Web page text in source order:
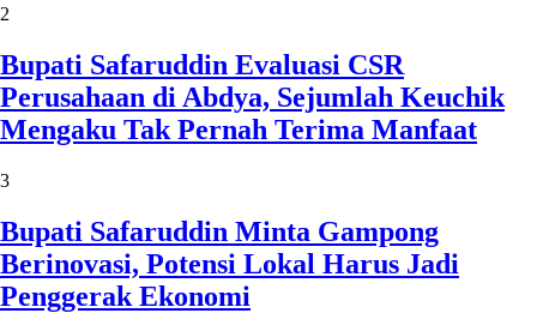
2
Bupati Safaruddin Evaluasi CSR
Perusahaan di Abdya, Sejumlah Keuchik
Mengaku Tak Pernah Terima Manfaat
3
Bupati Safaruddin Minta Gampong
Berinovasi, Potensi Lokal Harus Jadi
Penggerak Ekonomi